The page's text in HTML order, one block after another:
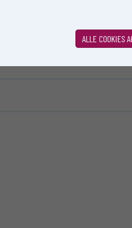
Synthesemolekülen bis
als Einzelverbindungen
ALLE COOKIES